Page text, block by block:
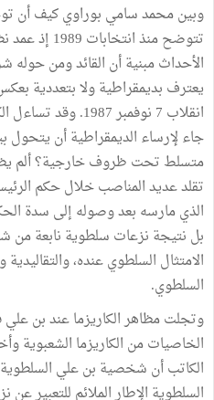
وبين محمد سامي بوراوي كيف أن
تتوضح منذ
الأحداث مبنية أن القائد ومن حوله
يعترف بديمقراطية ولا بتعددية
انقلاب 7 نوفمبر
جاء لإرساء الديمقراطية أن
متسلط تحت ظروف خارجية؟ ألم
تقلد عديد المناصب خلال حكم
الذي مارسه بعد وصوله إلى سدة
بل نتيجة نزعات سلطوية نابعة من
الامتثال السلطوي عنده، والتقاليدية
السلطوي.
وتجلت مظاهر الكاريزما عند بن
الخاصيات من الكاريزما الشعبوية
الكاتب أن شخصية بن علي السلطوية
السلطوية الإطار الملائم للتعبير